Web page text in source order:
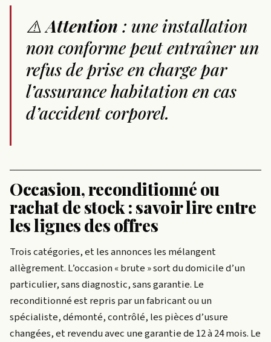
⚠️Attention : une installation
non conforme peut entraîner un
refus de prise en charge par
l’assurance habitation en cas
d’accident corporel.
Occasion, reconditionné ou
rachat de stock : savoir lire entre
les lignes des offres
Trois catégories, et les annonces les mélangent
allègrement. L’occasion « brute » sort du domicile d’un
particulier, sans diagnostic, sans garantie. Le
reconditionné est repris par un fabricant ou un
spécialiste, démonté, contrôlé, les pièces d’usure
changées, et revendu avec une garantie de 12 à 24 mois. Le